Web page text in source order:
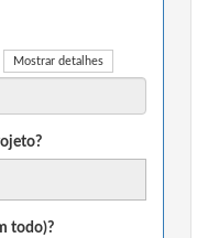
Mostrar detalhes
todo)?